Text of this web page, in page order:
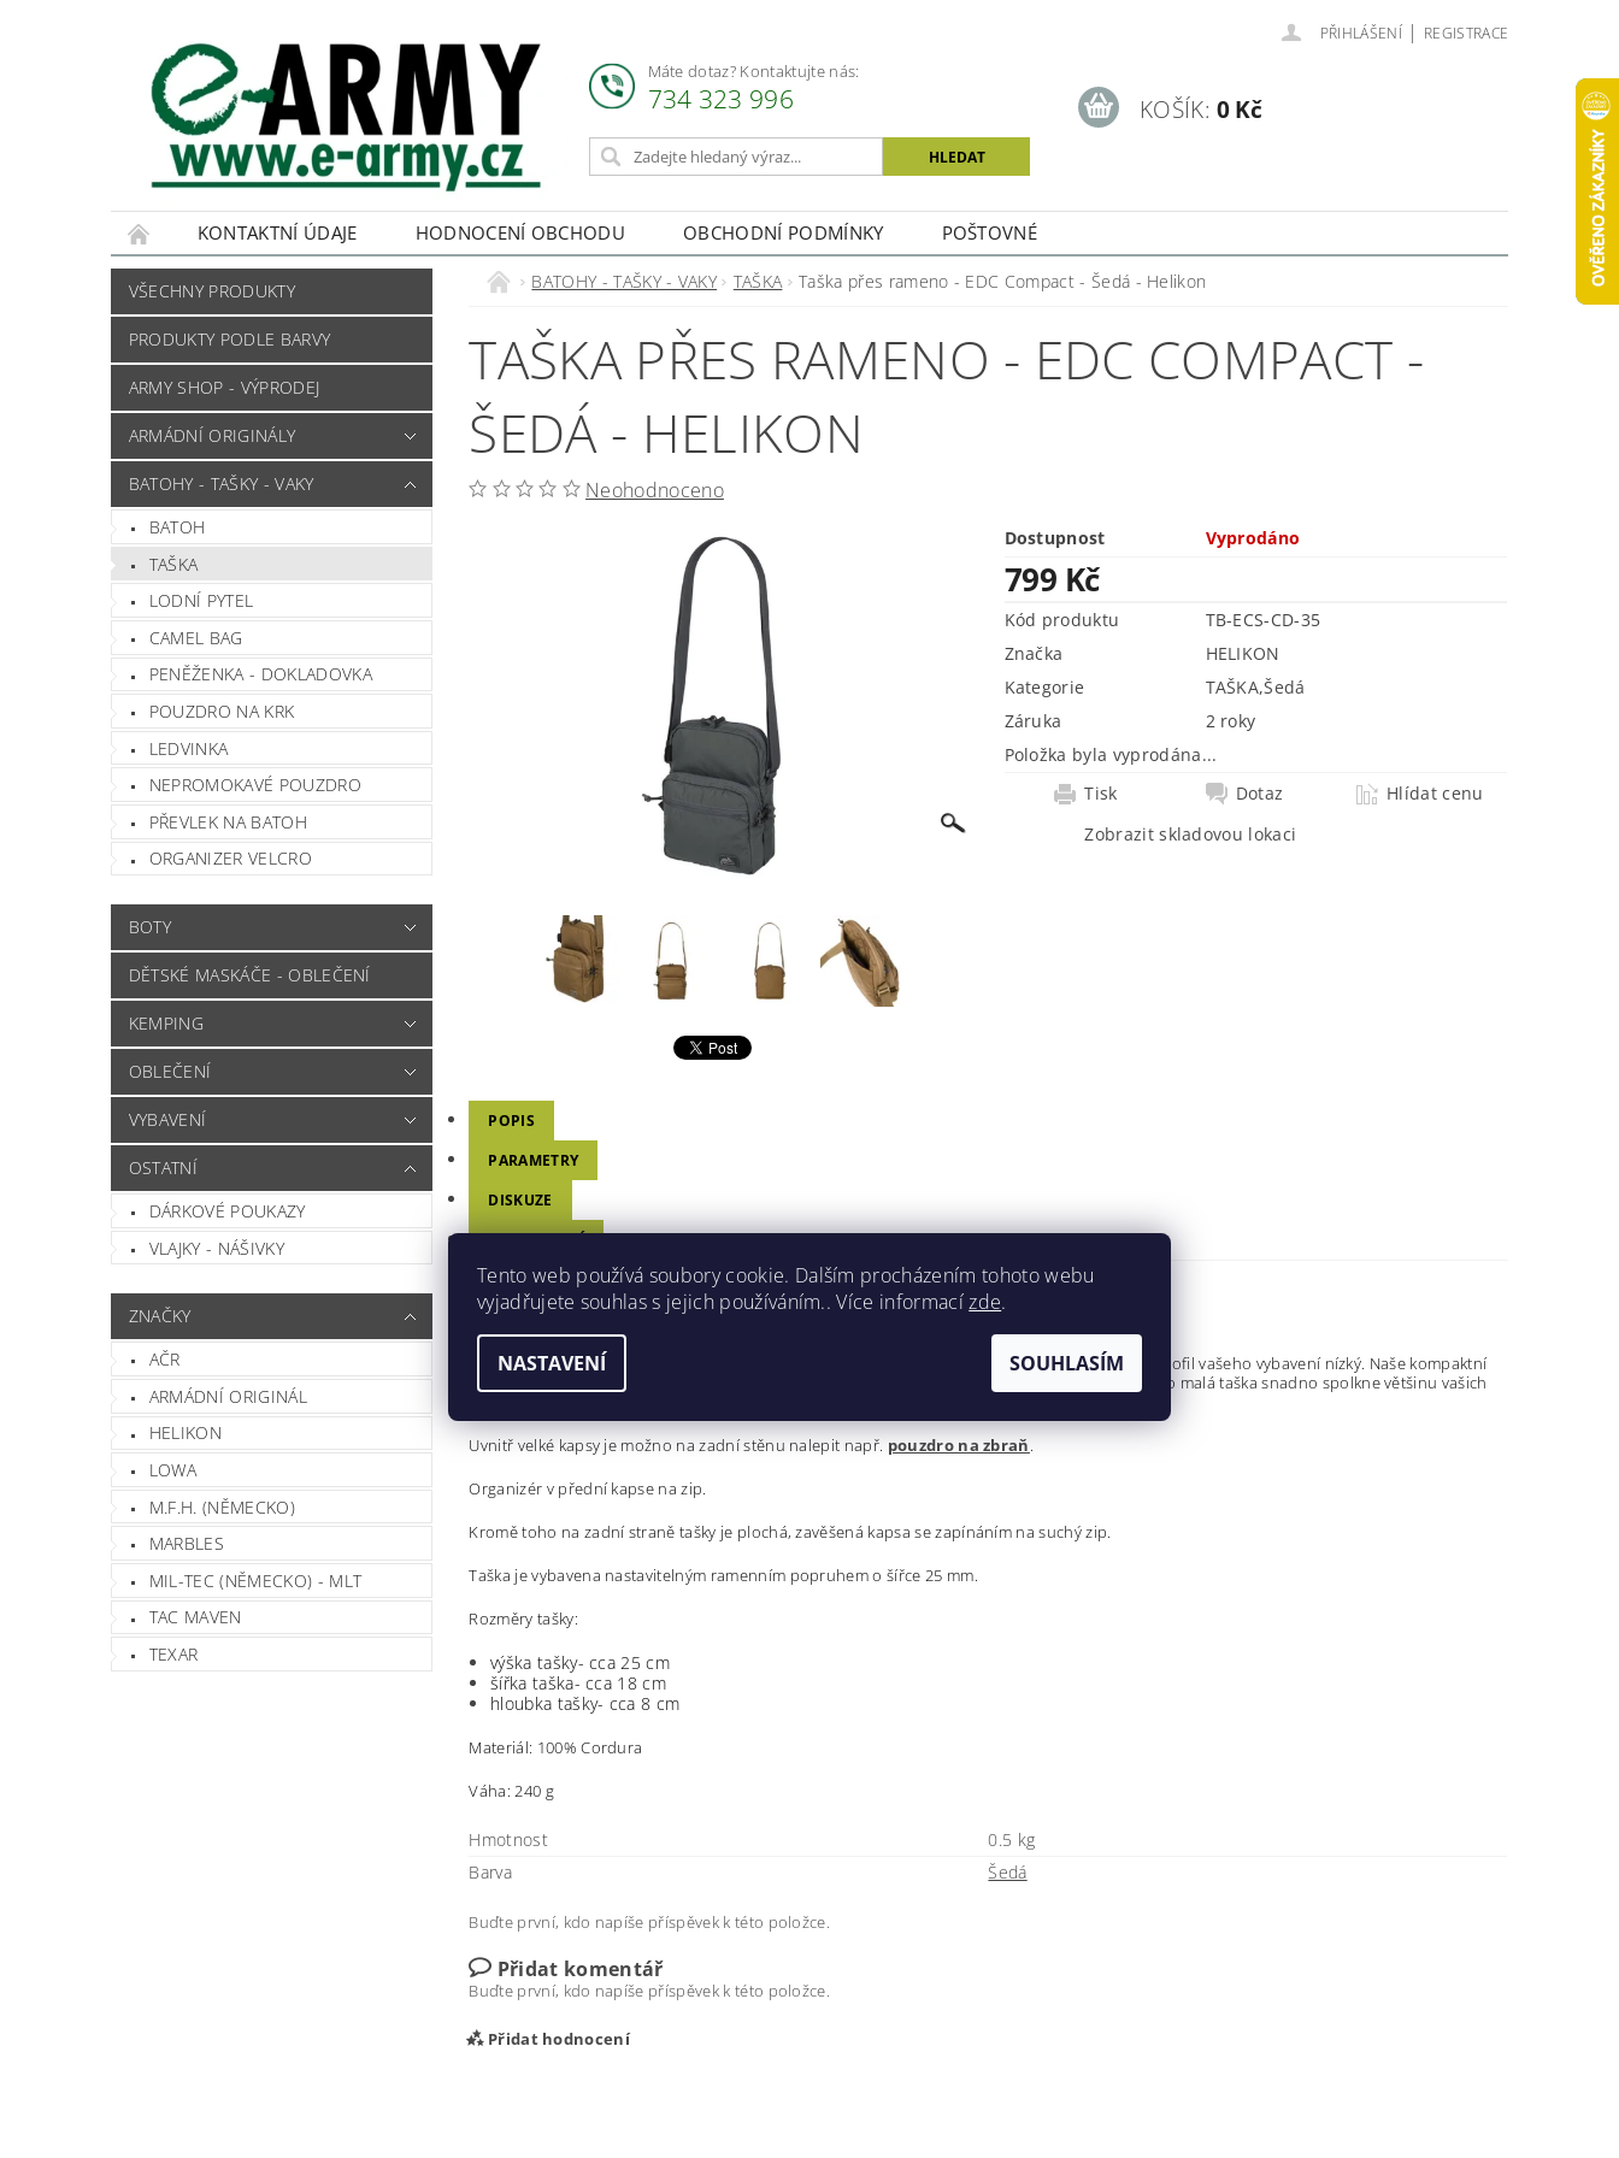
Máte dotaz? Kontaktujte nás:
734 323 996
PŘIHLÁŠENÍ | REGISTRACE
KOŠÍK: 0 Kč
KONTAKTNÍ ÚDAJE HODNOCENÍ OBCHODU OBCHODNÍ PODMÍNKY POŠTOVNÉ
VŠECHNY PRODUKTY
PRODUKTY PODLE BARVY
ARMY SHOP - VÝPRODEJ
ARMÁDNÍ ORIGINÁLY
BATOHY - TAŠKY - VAKY
BATOH
TAŠKA
LODNÍ PYTEL
CAMEL BAG
PENĚŽENKA - DOKLADOVKA
POUZDRO NA KRK
LEDVINKA
NEPROMOKAVÉ POUZDRO
PŘEVLEK NA BATOH
ORGANIZER VELCRO
BOTY
DĚTSKÉ MASKÁČE - OBLEČENÍ
KEMPING
OBLEČENÍ
VYBAVENÍ
OSTATNÍ
DÁRKOVÉ POUKAZY
VLAJKY - NÁŠIVKY
ZNAČKY
AČR
ARMÁDNÍ ORIGINÁL
HELIKON
LOWA
M.F.H. (NĚMECKO)
MARBLES
MIL-TEC (NĚMECKO) - MLT
TAC MAVEN
TEXAR
BATOHY - TAŠKY - VAKY TAŠKA Taška přes rameno - EDC Compact - Šedá - Helikon
TAŠKA PŘES RAMENO - EDC COMPACT -
ŠEDÁ - HELIKON
Neohodnoceno
Dostupnost Vyprodáno
799 Kč
Kód produktu
TB-ECS-CD-35
Značka
HELIKON
Kategorie
TAŠKA,Šedá
Záruka
2 roky
Položka byla vyprodána...
Tisk
Dotaz
Hlídat cenu
Zobrazit skladovou lokaci
POPIS
PARAMETRY
DISKUZE
HODNOCENÍ
TAŠKA PŘES RAMENO - EDC COMPACT
V městském prostředí je důležité mít možnost nosit co nejvíce vybavení, ale zároveň udržovat profil vašeho vybavení nízký. Naše kompaktní
taška EDC Compact je skvělým příkladem tohoto typu vybavení. Vyrobeno z Cordura® 500D, tato malá taška snadno spolkne většinu vašich
Uvnitř velké kapsy je možno na zadní stěnu nalepit např. pouzdro na zbraň.
Organizér v přední kapse na zip.
Kromě toho na zadní straně tašky je plochá, zavěšená kapsa se zapínáním na suchý zip.
Taška je vybavena nastavitelným ramenním popruhem o šířce 25 mm.
Rozměry tašky:
výška tašky- cca 25 cm
šířka taška- cca 18 cm
hloubka tašky- cca 8 cm
Materiál: 100% Cordura
Váha: 240 g
Hmotnost
0.5 kg
Barva
Šedá
Buďte první, kdo napíše příspěvek k této položce.
Přidat komentář
Buďte první, kdo napíše příspěvek k této položce.
Přidat hodnocení
Tento web používá soubory cookie. Dalším procházením tohoto webu
vyjadřujete souhlas s jejich používáním.. Více informacízde.
NASTAVENÍ SOUHLASÍM